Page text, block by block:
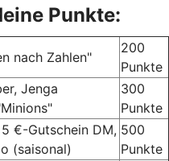
Punkte:
nach Zahlen"
200
Punkte
Jenga
300
Punkte
€-Gutschein DM,
(saisonal)
500
Punkte